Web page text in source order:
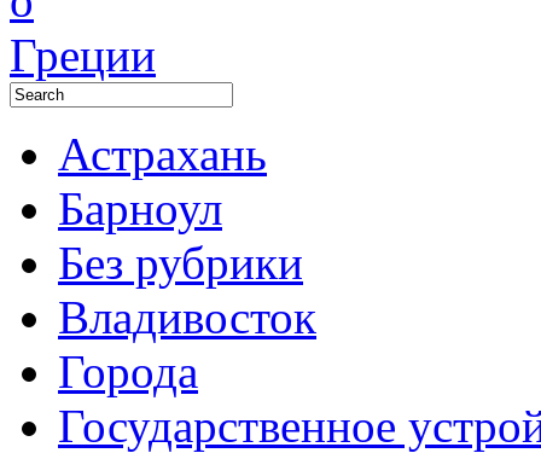
Астрахань
Барноул
Без рубрики
Владивосток
Города
Государственное